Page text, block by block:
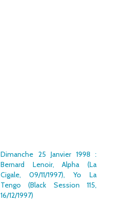
Dimanche 25 Janvier 1998 :
Bernard Lenoir, Alpha (La
Cigale, 09/11/1997), Yo La
Tengo (Black Session 115,
16/12/1997)